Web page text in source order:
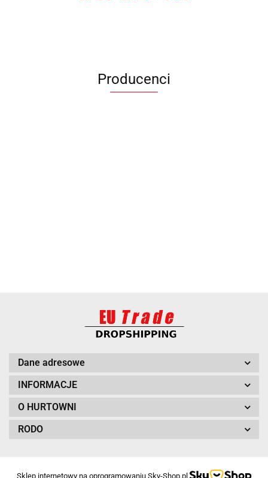
Producenci
Dane adresowe
INFORMACJE
O HURTOWNI
RODO
Sklep internetowy na oprogramowaniu Sky-Shop.pl